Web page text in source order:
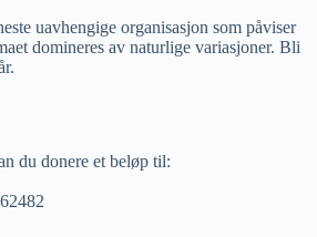
uavhengige organisasjon som påviser
domineres av naturlige variasjoner. Bli
du donere et beløp til: